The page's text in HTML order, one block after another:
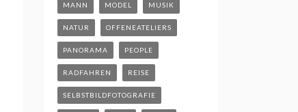
MANN MODEL MUSIK
NATUR OFFENEATELIERS
PANORAMA PEOPLE
RADFAHREN REISE
SELBSTBILDFOTOGRAFIE